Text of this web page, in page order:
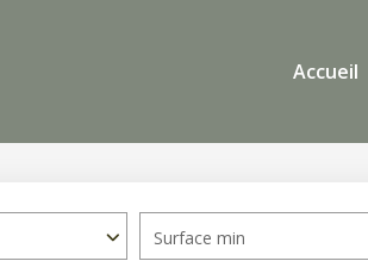
Accueil
Surface min